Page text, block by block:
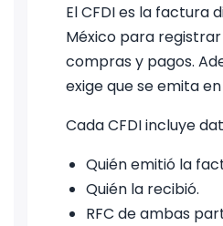
El CFDI es la factura
México para
compras y pagos.
exige que se emita
Cada CFDI incluye
Quién emitió la
Quién la recibió.
RFC de ambas